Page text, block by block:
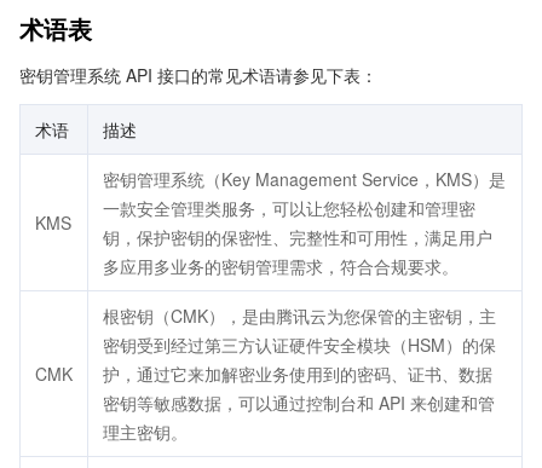
术语表
密钥管理系统 API 接口的常见术语请参见下表：
术语 描述
KMS
密钥管理系统（Key Management Service，KMS）是
一款安全管理类服务，可以让您轻松创建和管理密
钥，保护密钥的保密性、完整性和可用性，满足用户
多应用多业务的密钥管理需求，符合合规要求。
CMK
根密钥（CMK），是由腾讯云为您保管的主密钥，主
密钥受到经过第三方认证硬件安全模块（HSM）的保
护，通过它来加解密业务使用到的密码、证书、数据
密钥等敏感数据，可以通过控制台和 API 来创建和管
理主密钥。